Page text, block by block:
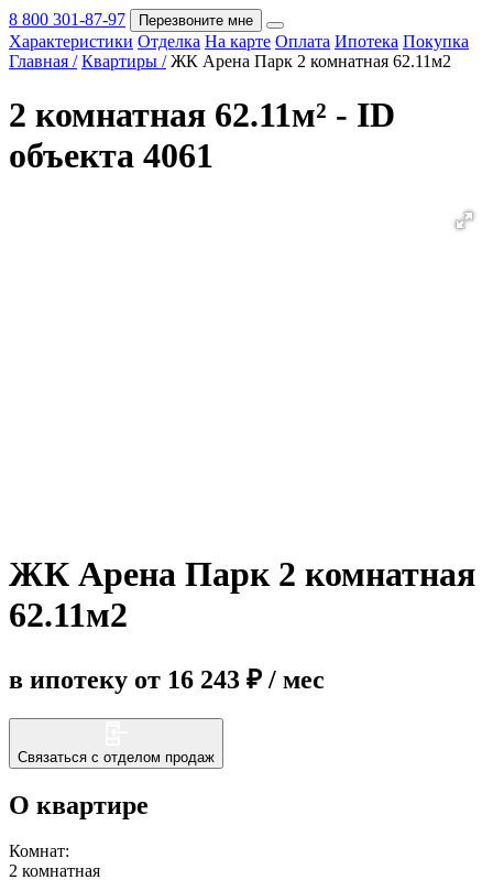
Покупка
8 800 301-87-97 Перезвоните мне
Характеристики Отделка На карте Оплата Ипотека Покупка
Главная / Квартиры / ЖК Арена Парк 2 комнатная 62.11м2
2 комнатная 62.11м² - ID
объекта 4061
ЖК Арена Парк 2 комнатная
62.11м2
в ипотеку от 16 243 ₽ / мес
Связаться с отделом продаж
О квартире
Комнат:
2 комнатная